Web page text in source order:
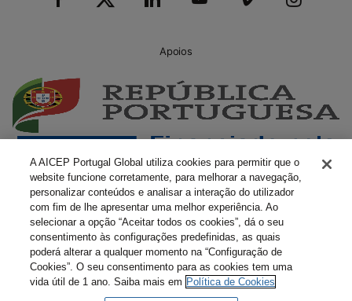
Apoios
A AICEP Portugal Global utiliza cookies para permitir que o
website funcione corretamente, para melhorar a navegação,
personalizar conteúdos e analisar a interação do utilizador
com fim de lhe apresentar uma melhor experiência. Ao
selecionar a opção “Aceitar todos os cookies”, dá o seu
consentimento às configurações predefinidas, as quais
poderá alterar a qualquer momento na “Configuração de
Cookies”. O seu consentimento para as cookies tem uma
vida útil de 1 ano. Saiba mais em Política de Cookies